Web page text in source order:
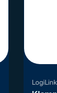
LogiLink